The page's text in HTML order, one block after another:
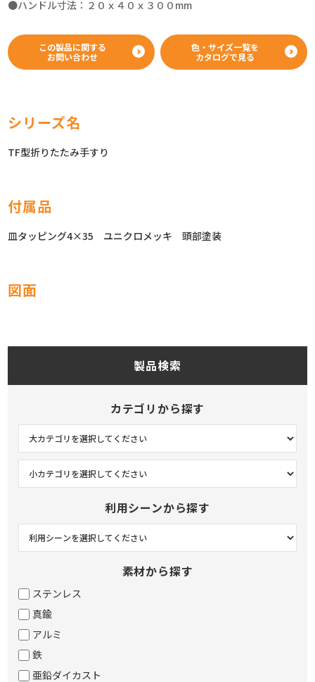
●ハンドル寸法：２０ｘ４０ｘ３００mm
この製品に関する
お問い合わせ
色・サイズ一覧を
カタログで見る
シリーズ名
TF型折りたたみ手すり
付属品
皿タッピング4×35 ユニクロメッキ 頭部塗装
図面
製品検索
カテゴリから探す
利用シーンから探す
素材から探す
ステンレス
真鍮
アルミ
鉄
亜鉛ダイカスト